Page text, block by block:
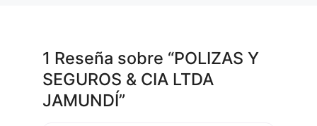
1 Reseña sobre “POLIZAS Y
SEGUROS & CIA LTDA
JAMUNDÍ”